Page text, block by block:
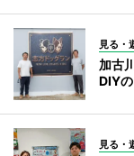
見る・
加古
DIY
見る・